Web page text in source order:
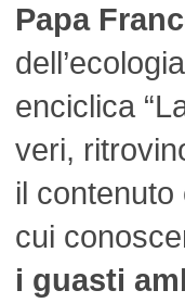
Papa
enciclica
veri,
il contenuto
cui
i guasti